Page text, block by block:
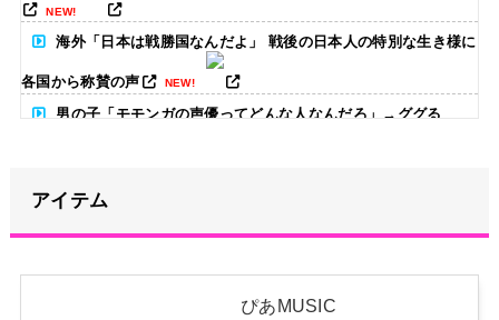
NEW!
海外「日本は戦勝国なんだよ」 戦後の日本人の特別な生き様に
各国から称賛の声 NEW!
男の子「モモンガの声優ってどんな人なんだろ」→ググる
【朗報】AKB48 ロッテとコラボ決定！！
【朗報】渡辺莉奈(17)、色白ムチムチ太ももが・・・！！！
アイテム
ぴあMUSIC